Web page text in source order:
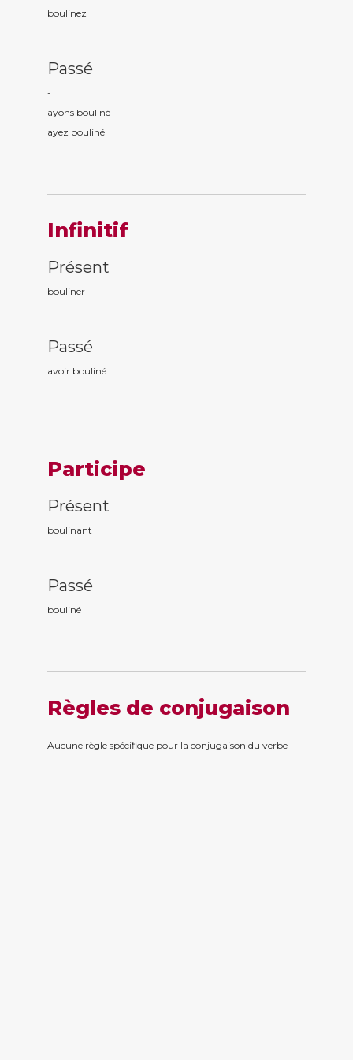
boulinez
Passé
-
ayons bouliné
ayez bouliné
Infinitif
Présent
bouliner
Passé
avoir bouliné
Participe
Présent
boulinant
Passé
bouliné
Règles de conjugaison
Aucune règle spécifique pour la conjugaison du verbe